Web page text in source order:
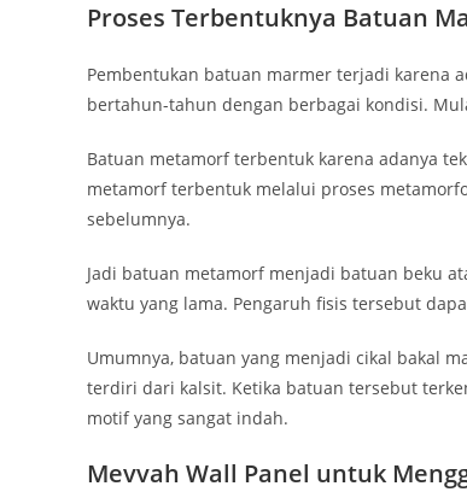
Proses Terbentuknya Batuan
Pembentukan batuan marmer terjadi karena
bertahun-tahun dengan berbagai kondisi.
Batuan metamorf terbentuk karena adanya
metamorf terbentuk melalui proses
sebelumnya.
Jadi batuan metamorf menjadi batuan beku
waktu yang lama. Pengaruh fisis tersebut
Umumnya, batuan yang menjadi cikal bakal
terdiri dari kalsit. Ketika batuan tersebut
motif yang sangat indah.
Mevvah Wall Panel untuk